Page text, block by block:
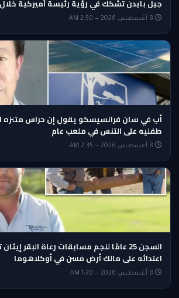
جيل بايدن تشكك في رؤية رئيسة أميركية خلال
أب في سان فرانسيسكو يقول إن حراس متنزه
طفليه على التنس في ملعب عام
السجن 25 عامًا لنجم مسابقات رعاة البقر
اعتدائه على مالك أرض مسن في أوكلاهوما